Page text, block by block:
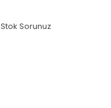
Stok Sorunuz